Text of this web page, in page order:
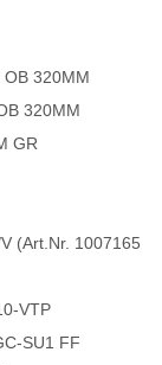
320MM
320MM
GR
(Art.Nr. 1007165
VTP
SU1 FF